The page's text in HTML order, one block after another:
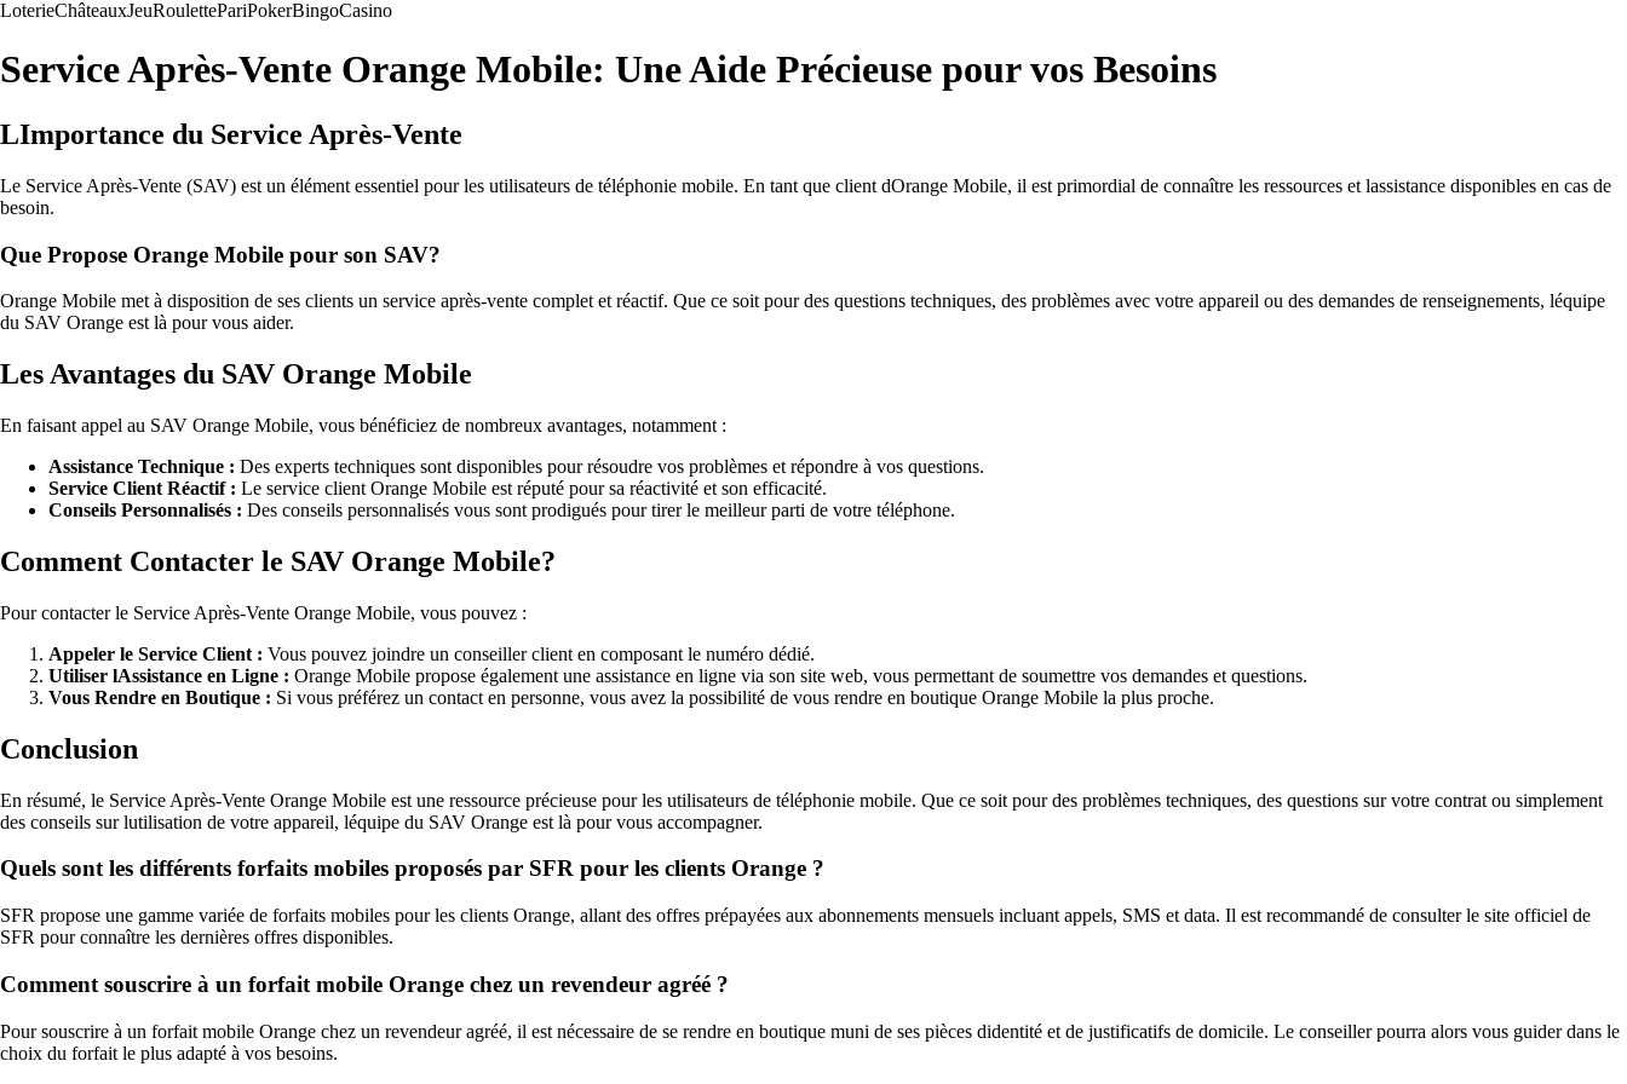
LoterieChâteauxJeuRoulettePariPokerBingoCasino
Service Après-Vente Orange Mobile: Une Aide Précieuse pour vos Besoins
LImportance du Service Après-Vente
Le Service Après-Vente (SAV) est un élément essentiel pour les utilisateurs de téléphonie mobile. En tant que client dOrange Mobile, il est primordial de connaître les ressources et lassistance disponibles en cas de
besoin.
Que Propose Orange Mobile pour son SAV?
Orange Mobile met à disposition de ses clients un service après-vente complet et réactif. Que ce soit pour des questions techniques, des problèmes avec votre appareil ou des demandes de renseignements, léquipe
du SAV Orange est là pour vous aider.
Les Avantages du SAV Orange Mobile
En faisant appel au SAV Orange Mobile, vous bénéficiez de nombreux avantages, notamment :
Assistance Technique : Des experts techniques sont disponibles pour résoudre vos problèmes et répondre à vos questions.
Service Client Réactif : Le service client Orange Mobile est réputé pour sa réactivité et son efficacité.
Conseils Personnalisés : Des conseils personnalisés vous sont prodigués pour tirer le meilleur parti de votre téléphone.
Comment Contacter le SAV Orange Mobile?
Pour contacter le Service Après-Vente Orange Mobile, vous pouvez :
Appeler le Service Client : Vous pouvez joindre un conseiller client en composant le numéro dédié.
Utiliser lAssistance en Ligne : Orange Mobile propose également une assistance en ligne via son site web, vous permettant de soumettre vos demandes et questions.
Vous Rendre en Boutique : Si vous préférez un contact en personne, vous avez la possibilité de vous rendre en boutique Orange Mobile la plus proche.
Conclusion
En résumé, le Service Après-Vente Orange Mobile est une ressource précieuse pour les utilisateurs de téléphonie mobile. Que ce soit pour des problèmes techniques, des questions sur votre contrat ou simplement
des conseils sur lutilisation de votre appareil, léquipe du SAV Orange est là pour vous accompagner.
Quels sont les différents forfaits mobiles proposés par SFR pour les clients Orange ?
SFR propose une gamme variée de forfaits mobiles pour les clients Orange, allant des offres prépayées aux abonnements mensuels incluant appels, SMS et data. Il est recommandé de consulter le site officiel de
SFR pour connaître les dernières offres disponibles.
Comment souscrire à un forfait mobile Orange chez un revendeur agréé ?
Pour souscrire à un forfait mobile Orange chez un revendeur agréé, il est nécessaire de se rendre en boutique muni de ses pièces didentité et de justificatifs de domicile. Le conseiller pourra alors vous guider dans le
choix du forfait le plus adapté à vos besoins.